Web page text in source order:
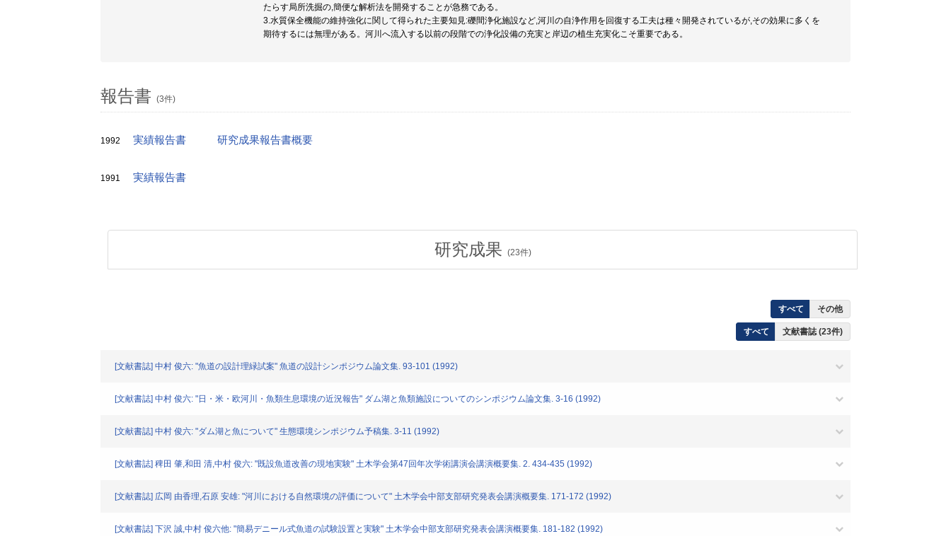
たらす局所洗掘の,簡便な解析法を開発することが急務である。
3.水質保全機能の維持強化に関して得られた主要知見:礫間浄化施設など,河川の自浄作用を回復する工夫は種々開発されているが,その効果に多くを
期待するには無理がある。河川へ流入する以前の段階での浄化設備の充実と岸辺の植生充実化こそ重要である。
報告書 (3件)
1992 実績報告書 研究成果報告書概要
1991 実績報告書
研究成果 (23件)
すべて その他
すべて 文献書誌 (23件)
[文献書誌] 中村 俊六: "魚道の設計理緑試案" 魚道の設計シンポジウム論文集. 93-101 (1992)
[文献書誌] 中村 俊六: "日・米・欧河川・魚類生息環境の近況報告" ダム湖と魚類施設についてのシンポジウム論文集. 3-16 (1992)
[文献書誌] 中村 俊六: "ダム湖と魚について" 生態環境シンポジウム予稿集. 3-11 (1992)
[文献書誌] 稗田 肇,和田 清,中村 俊六: "既設魚道改善の現地実験" 土木学会第47回年次学術講演会講演概要集. 2. 434-435 (1992)
[文献書誌] 広岡 由香理,石原 安雄: "河川における自然環境の評価について" 土木学会中部支部研究発表会講演概要集. 171-172 (1992)
[文献書誌] 下沢 誠,中村 俊六他: "簡易デニール式魚道の試験設置と実験" 土木学会中部支部研究発表会講演概要集. 181-182 (1992)